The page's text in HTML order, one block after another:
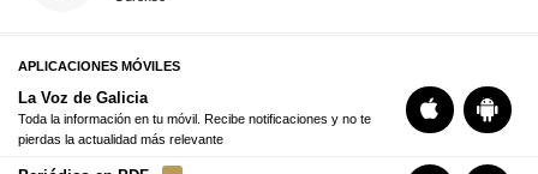
APLICACIONES MÓVILES
La Voz de Galicia
Toda la información en tu móvil. Recibe notificaciones y no te
pierdas la actualidad más relevante